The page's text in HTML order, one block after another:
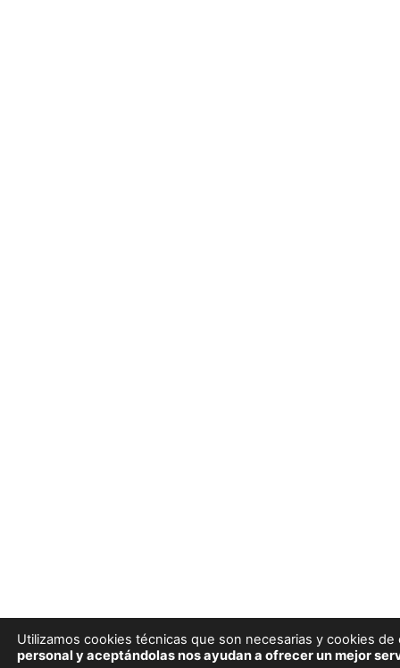
Utilizamos cookies técnicas que son necesarias y cookies
personal y aceptándolas nos ayudan a ofrecer un mejor